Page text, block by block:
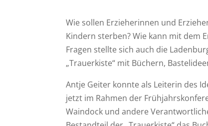
Wie sollen Erzieherinnen und
Kindern sterben? Wie kann mit dem
Fragen stellte sich auch die
„Trauerkiste“ mit Büchern,
Antje Geiter konnte als Leiterin des
jetzt im Rahmen der
Waindock und andere